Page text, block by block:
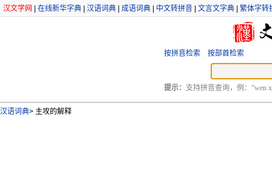
汉文学网 在线新华字典 汉语词典 成语词典 中文转拼音 文言文字典 繁体字转
按拼音检索 按部首检索
提示： 支持拼音查询，例：“wen
汉语词典> 主攻的解释